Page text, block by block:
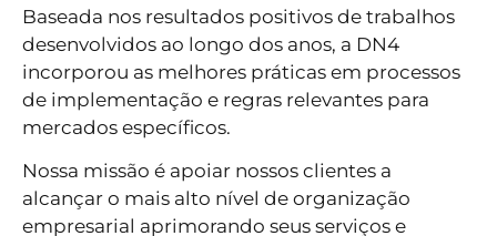
Baseada nos resultados positivos de trabalhos
desenvolvidos ao longo dos anos, a DN4
incorporou as melhores práticas em processos
de implementação e regras relevantes para
mercados específicos.
Nossa missão é apoiar nossos clientes a
alcançar o mais alto nível de organização
empresarial aprimorando seus serviços e